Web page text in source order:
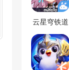
云星穹铁道